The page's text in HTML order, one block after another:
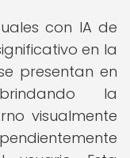
con IA de
en la
presentan en
la
visualmente